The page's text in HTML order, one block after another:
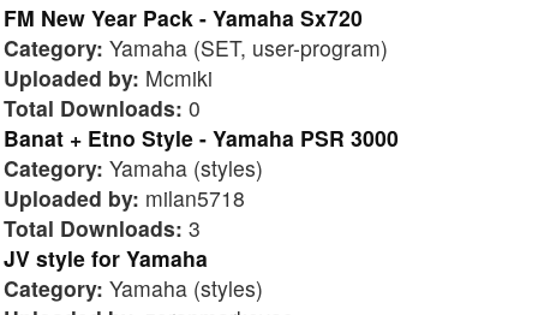
FM New Year Pack - Yamaha Sx720
Category: Yamaha (SET, user-program)
Uploaded by: Mcmiki
Total Downloads: 0
Banat + Etno Style - Yamaha PSR 3000
Category: Yamaha (styles)
Uploaded by: milan5718
Total Downloads: 3
JV style for Yamaha
Category: Yamaha (styles)